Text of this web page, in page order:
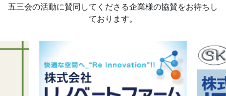
五三会の活動に賛同してくださる企業様の協賛をお待ちし
ております。